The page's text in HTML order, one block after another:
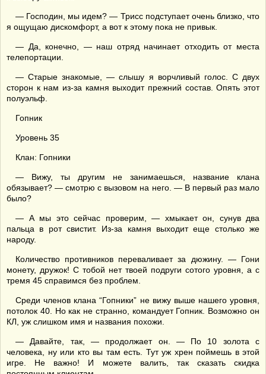
— Господин, мы идем? — Трисс подступает очень близко, что
я ощущаю дискомфорт, а вот к этому пока не привык.
— Да, конечно, — наш отряд начинает отходить от места
телепортации.
— Старые знакомые, — слышу я ворчливый голос. С двух
сторон к нам из-за камня выходит прежний состав. Опять этот
полуэльф.
Гопник
Уровень 35
Клан: Гопники
— Вижу, ты другим не занимаешься, название клана
обязывает? — смотрю с вызовом на него. — В первый раз мало
было?
— А мы это сейчас проверим, — хмыкает он, сунув два
пальца в рот свистит. Из-за камня выходит еще столько же
народу.
Количество противников переваливает за дюжину. — Гони
монету, дружок! С тобой нет твоей подруги сотого уровня, а с
тремя 45 справимся без проблем.
Среди членов клана “Гопники” не вижу выше нашего уровня,
потолок 40. Но как не странно, командует Гопник. Возможно он
КЛ, уж слишком имя и названия похожи.
— Давайте, так, — продолжает он. — По 10 золота с
человека, ну или кто вы там есть. Тут уж хрен поймешь в этой
игре. Не важно! И можете валить, так сказать скидка